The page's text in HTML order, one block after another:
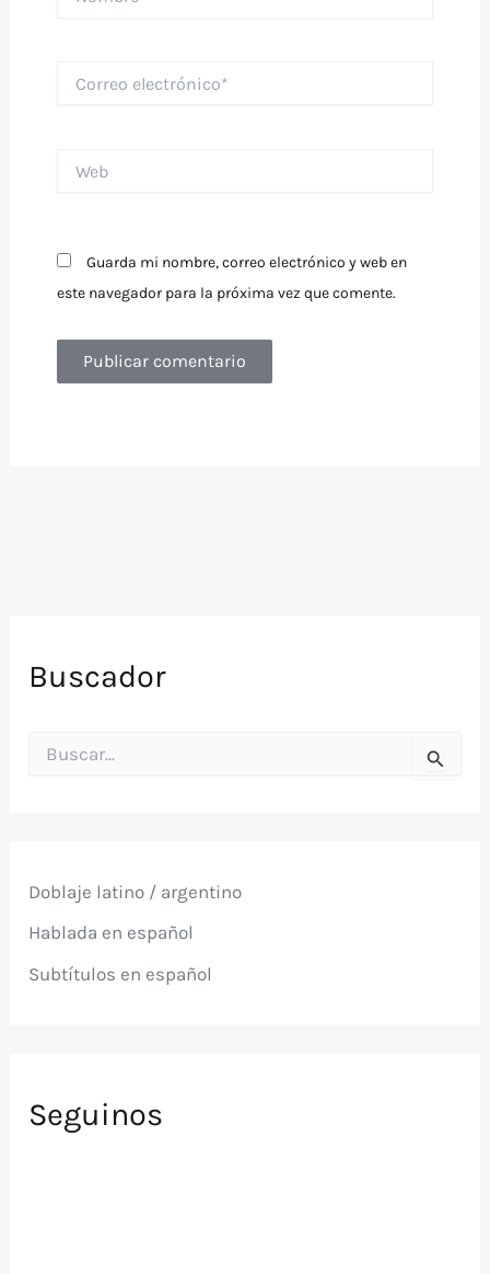
electrónico*
Guarda mi nombre, correo electrónico y web en
este navegador para la próxima vez que comente.
Buscador
o
:
Doblaje latino / argentino
Hablada en español
Subtítulos en español
Seguinos